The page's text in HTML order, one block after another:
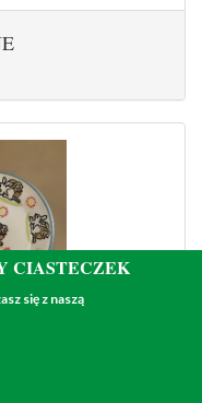
CIASTECZEK
się z naszą